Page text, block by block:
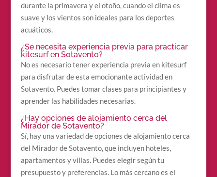
durante la primavera y el otoño, cuando el clima es
suave y los vientos son ideales para los deportes
acuáticos.
¿Se necesita experiencia previa para practicar
kitesurf en Sotavento?
No es necesario tener experiencia previa en kitesurf
para disfrutar de esta emocionante actividad en
Sotavento. Puedes tomar clases para principiantes y
aprender las habilidades necesarias.
¿Hay opciones de alojamiento cerca del
Mirador de Sotavento?
Sí, hay una variedad de opciones de alojamiento cerca
del Mirador de Sotavento, que incluyen hoteles,
apartamentos y villas. Puedes elegir según tu
presupuesto y preferencias. Lo más cercano es el